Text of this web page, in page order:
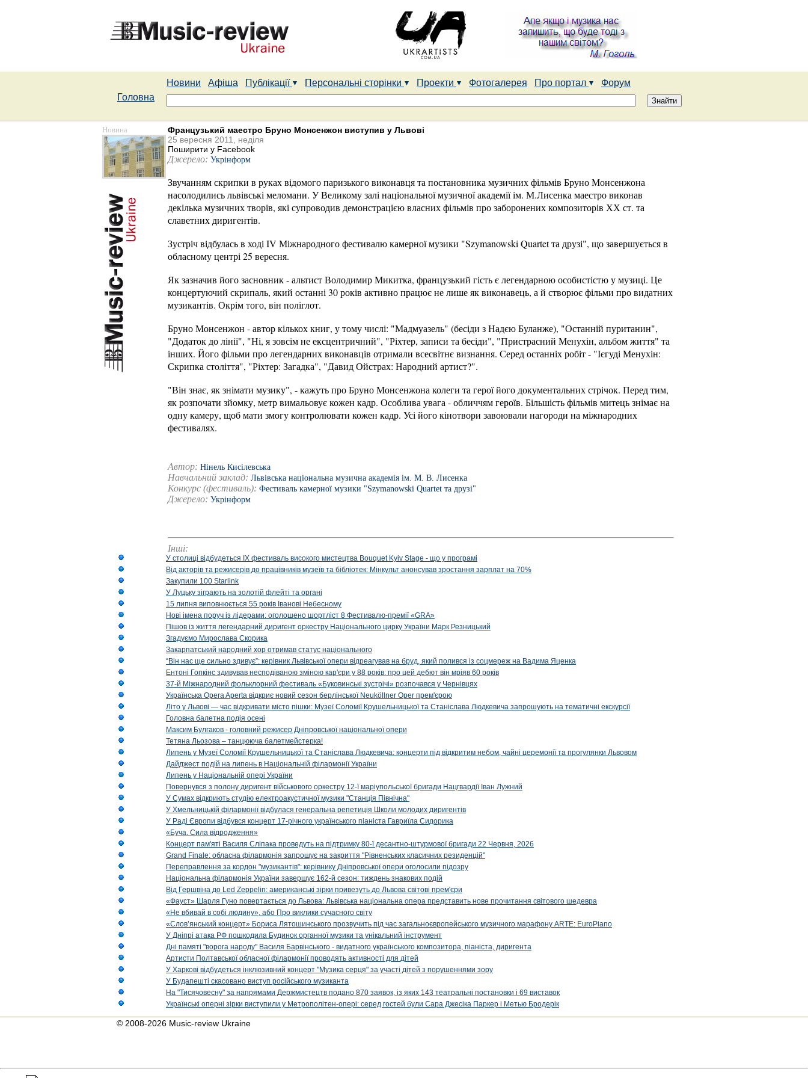
Новини Афіша Публікації Персональні сторінки Проекти Фотогалерея Про портал
Форум
Головна
Новина
Французький маестро Бруно Монсенжон виступив у Львові
25 вересня 2011, неділя
Поширити у Facebook
Джерело: Укрінформ
Звучанням скрипки в руках відомого паризького виконавця та постановника музичних фільмів Бруно Монсенжона
насолодились львівські меломани. У Великому залі національної музичної академії ім. М.Лисенка маестро виконав
декілька музичних творів, які супроводив демонстрацією власних фільмів про заборонених композиторів ХХ ст. та
славетних диригентів.
Зустріч відбулась в ході IV Міжнародного фестивалю камерної музики "Szymanowski Quartet та друзі", що завершується в
обласному центрі 25 вересня.
Як зазначив його засновник - альтист Володимир Микитка, французький гість є легендарною особистістю у музиці. Це
концертуючий скрипаль, який останні 30 років активно працює не лише як виконавець, а й створює фільми про видатних
музикантів. Окрім того, він поліглот.
Бруно Монсенжон - автор кількох книг, у тому числі: "Мадмуазель" (бесіди з Надєю Буланже), "Останній пуританин",
"Додаток до лінії", "Ні, я зовсім не ексцентричний", "Ріхтер, записи та бесіди", "Пристрасний Менухін, альбом життя" та
інших. Його фільми про легендарних виконавців отримали всесвітнє визнання. Серед останніх робіт - "Ієгуді Менухін:
Скрипка століття", "Ріхтер: Загадка", "Давид Ойстрах: Народний артист?".
"Він знає, як знімати музику", - кажуть про Бруно Монсенжона колеги та герої його документальних стрічок. Перед тим,
як розпочати зйомку, метр вимальовує кожен кадр. Особлива увага - обличчям героїв. Більшість фільмів митець знімає на
одну камеру, щоб мати змогу контролювати кожен кадр. Усі його кінотвори завоювали нагороди на міжнародних
фестивалях.
Автор: Нінель Кисілевська
Навчальний заклад: Львівська національна музична академія ім. М. В. Лисенка
Конкурс (фестиваль): Фестиваль камерної музики "Szymanowski Quartet та друзі"
Джерело: Укрінформ
Інші:
У столиці відбудеться IX фестиваль високого мистецтва Bouquet Kyiv Stage - що у програмі
Від акторів та режисерів до працівників музеїв та бібліотек: Мінкульт анонсував зростання зарплат на 70%
Закупили 100 Starlink
У Луцьку зіграють на золотій флейті та органі
15 липня виповнюється 55 років Іванові Небесному
Нові імена поруч із лідерами: оголошено шортліст 8 Фестивалю-премії «GRA»
Пішов із життя легендарний диригент оркестру Національного цирку України Марк Резницький
Згадуємо Мирослава Скорика
Закарпатський народний хор отримав статус національного
“Він нас ще сильно здивує”: керівник Львівської опери відреагував на бруд, який полився із соцмереж на Вадима Яценка
Ентоні Гопкінс здивував несподіваною зміною кар'єри у 88 років: про цей дебют він мріяв 60 років
37-й Міжнародний фольклорний фестиваль «Буковинські зустрічі» розпочався у Чернівцях
Українська Opera Aperta відкриє новий сезон берлінської Neuköllner Oper прем'єрою
Літо у Львові — час відкривати місто пішки: Музеї Соломії Крушельницької та Станіслава Людкевича запрошують на тематичні екскурсії
Головна балетна подія осені
Максим Булгаков - головний режисер Дніпровської національної опери
Тетяна Льозова – танцююча балетмейстерка!
Липень у Музеї Соломії Крушельницької та Станіслава Людкевича: концерти під відкритим небом, чайні церемонії та прогулянки Львовом
Дайджест подій на липень в Національній філармонії України
Липень у Національній опері України
Повернувся з полону диригент військового оркестру 12-ї маріупольської бригади Нацгвардії Іван Лужний
У Сумах відкриють студію електроакустичної музики "Станція Північна"
У Хмельницькій філармонії відбулася генеральна репетиція Школи молодих диригентів
У Раді Європи відбувся концерт 17-річного українського піаніста Гавриїла Сидорика
«Буча. Сила відродження»
Концерт пам'яті Василя Сліпака проведуть на підтримку 80-ї десантно-штурмової бригади 22 Червня, 2026
Grand Finale: обласна філармонія запрошує на закриття "Рівненських класичних резиденцій"
Переправлення за кордон "музикантів": керівнику Дніпровської опери оголосили підозру
Національна філармонія України завершує 162-й сезон: тиждень знакових подій
Від Гершвіна до Led Zeppelin: американські зірки привезуть до Львова світові прем'єри
«Фауст» Шарля Гуно повертається до Львова: Львівська національна опера представить нове прочитання світового шедевра
«Не вбивай в собі людину», або Про виклики сучасного світу
«Слов’янський концерт» Бориса Лятошинського прозвучить під час загальноєвропейського музичного марафону ARTE: EuroPiano
У Дніпрі атака РФ пошкодила Будинок органної музики та унікальний інструмент
Дні памяті "ворога народу" Василя Барвінського - видатного українського композитора, піаніста, диригента
Артисти Полтавської обласної філармонії проводять активності для дітей
У Харкові відбудеться інклюзивний концерт "Музика серця" за участі дітей з порушеннями зору
У Будапешті скасовано виступ російського музиканта
На "Тисячовесну" за напрямами Держмистецтв подано 870 заявок, із яких 143 театральні постановки і 69 виставок
Українські оперні зірки виступили у Метрополітен-опері: серед гостей були Сара Джесіка Паркер і Метью Бродерік
© 2008-2026 Music-review Ukraine